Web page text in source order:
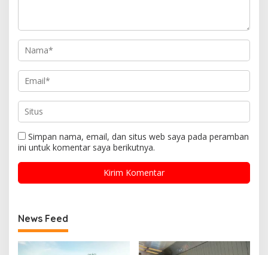
Simpan nama, email, dan situs web saya pada peramban
ini untuk komentar saya berikutnya.
News Feed